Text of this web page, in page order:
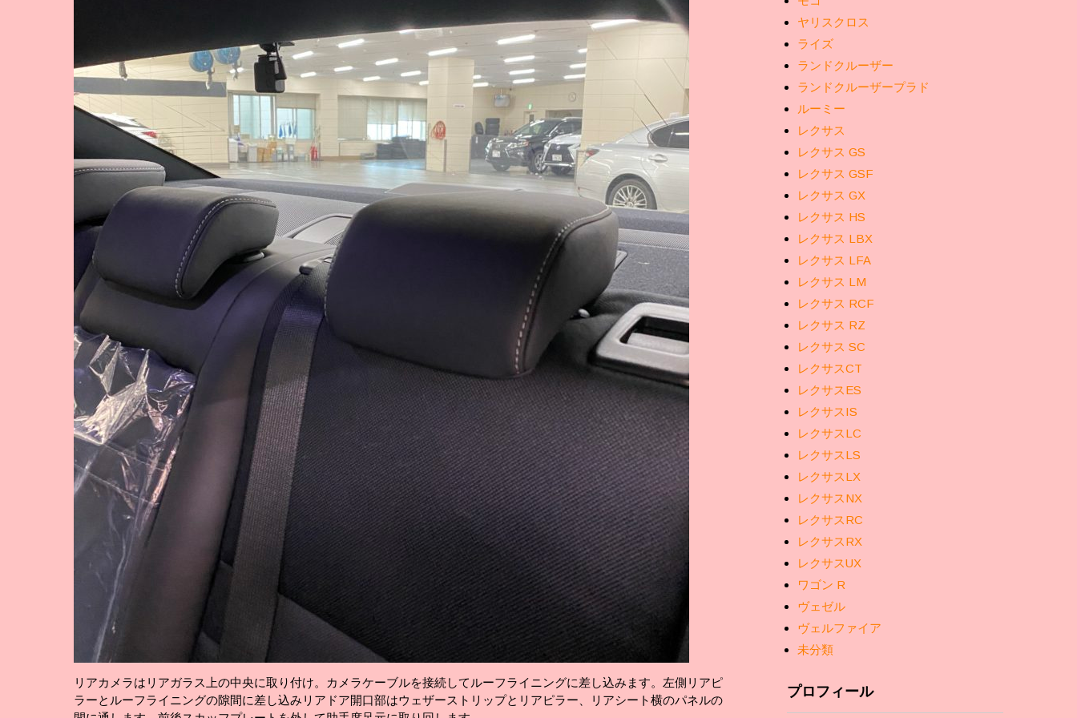
リアカメラはリアガラス上の中央に取り付け。カメラケーブルを接続してルーフライニングに差し込みます。左側リアピ
ラーとルーフライニングの隙間に差し込みリアドア開口部はウェザーストリップとリアピラー、リアシート横のパネルの
ヤリスクロス
ライズ
ランドクルーザー
ランドクルーザープラド
ルーミー
レクサス
レクサス GS
レクサス GSF
レクサス GX
レクサス HS
レクサス LBX
レクサス LFA
レクサス LM
レクサス RCF
レクサス RZ
レクサス SC
レクサスCT
レクサスES
レクサスIS
レクサスLC
レクサスLS
レクサスLX
レクサスNX
レクサスRC
レクサスRX
レクサスUX
ワゴン R
ヴェゼル
ヴェルファイア
未分類
プロフィール